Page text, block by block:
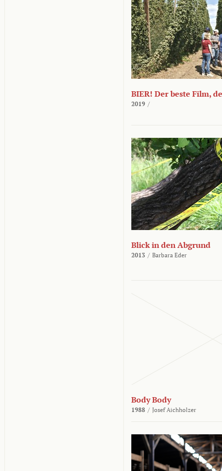
BIER! Der beste Film,
2019 /
Blick in den Abgrund
2013 / Barbara Eder
Body Body
1988 / Josef Aichholzer